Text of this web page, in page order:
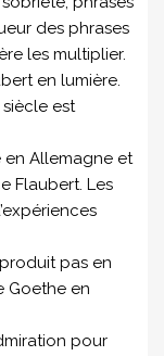
des phrases
les multiplier.
en lumière.
siècle est
en Allemagne et
Flaubert. Les
pas en
Goethe en
pour